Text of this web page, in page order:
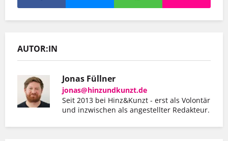
AUTOR:IN
Jonas Füllner
jonas@hinzundkunzt.de
Seit 2013 bei Hinz&Kunzt - erst als Volontär
und inzwischen als angestellter Redakteur.